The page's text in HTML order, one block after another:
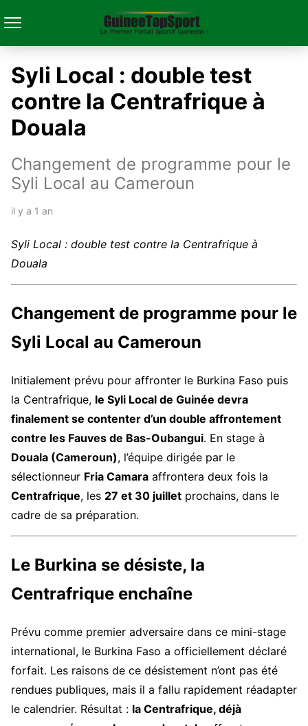
Syli Local : double test
contre la Centrafrique à
Douala
Changement de programme pour le
Syli Local au Cameroun
il y a 1 an
Syli Local : double test contre la Centrafrique à
Douala
Changement de programme pour le
Syli Local au Cameroun
Initialement prévu pour affronter le Burkina Faso puis
la Centrafrique, le Syli Local de Guinée devra
finalement se contenter d’un double affrontement
contre les Fauves de Bas-Oubangui. En stage à
Douala (Cameroun), l’équipe dirigée par le
sélectionneur Fria Camara affrontera deux fois la
Centrafrique, les 27 et 30 juillet prochains, dans le
cadre de sa préparation.
Le Burkina se désiste, la
Centrafrique enchaîne
Prévu comme premier adversaire dans ce mini-stage
international, le Burkina Faso a officiellement déclaré
forfait. Les raisons de ce désistement n’ont pas été
rendues publiques, mais il a fallu rapidement réadapter
le calendrier. Résultat : la Centrafrique, déjà